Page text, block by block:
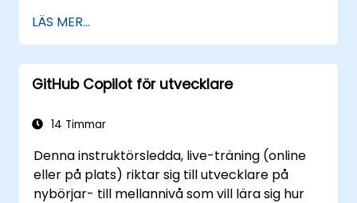
LÄS MER...
GitHub Copilot för utvecklare
14 Timmar
Denna instruktörsledda, live-träning (online
eller på plats) riktar sig till utvecklare på
nybörjar- till mellannivå som vill lära sig hur